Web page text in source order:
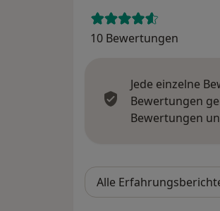
10 Bewertungen
Jede einzelne
Bewertungen
Bewertungen